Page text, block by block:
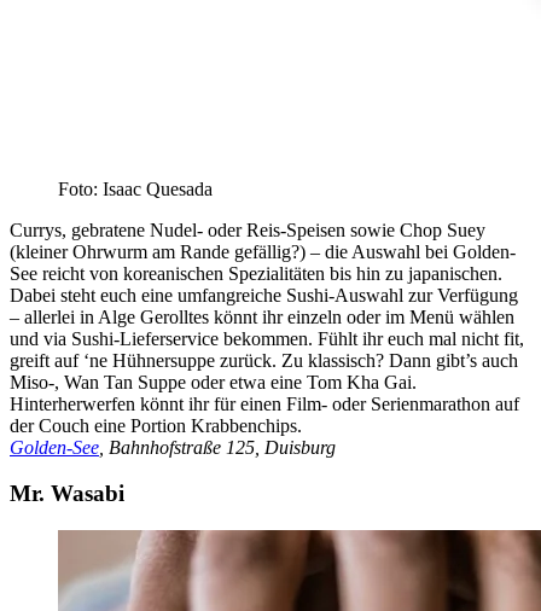
Foto: Isaac Quesada
Currys, gebratene Nudel- oder Reis-Speisen sowie Chop Suey
(kleiner Ohrwurm am Rande gefällig?) – die Auswahl bei Golden-
See reicht von koreanischen Spezialitäten bis hin zu japanischen.
Dabei steht euch eine umfangreiche Sushi-Auswahl zur Verfügung
– allerlei in Alge Gerolltes könnt ihr einzeln oder im Menü wählen
und via Sushi-Lieferservice bekommen. Fühlt ihr euch mal nicht fit,
greift auf ‘ne Hühnersuppe zurück. Zu klassisch? Dann gibt’s auch
Miso-, Wan Tan Suppe oder etwa eine Tom Kha Gai.
Hinterherwerfen könnt ihr für einen Film- oder Serienmarathon auf
der Couch eine Portion Krabbenchips.
Golden-See , Bahnhofstraße 125, Duisburg
Mr. Wasabi